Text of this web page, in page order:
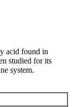
acid found in
studied for its
system.